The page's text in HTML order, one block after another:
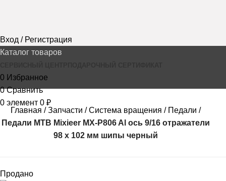
Вход / Регистрация
Каталог товаров
0 Избранное
0 Сравнить
0 элемент 0 ₽
Главная
Запчасти Система вращения
Педали
Педали МТВ Mixieer MX-P806 Al ось 9/16 отражатели
98 х 102 мм шипы черный
Продано